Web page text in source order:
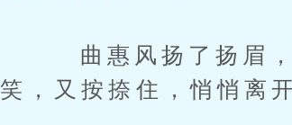
曲惠风扬了扬眉，没
笑，又按捺住，悄悄离开